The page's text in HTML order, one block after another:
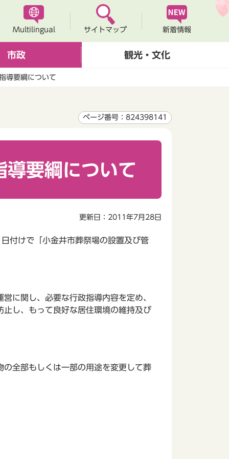
Multilingual サイトマップ 新着情報
市政 観光・文化
導要綱について
ページ番号：824398141
導要綱について
更新日：2011年7月28日
付けで「小金井市葬祭場の設置及び管
に関し、必要な行政指導内容を定め、
し、もって良好な居住環境の維持及び
全部もしくは一部の用途を変更して葬